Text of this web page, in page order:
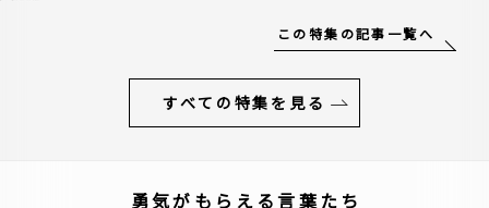
この特集の記事一覧へ
すべての特集を見る
勇気がもらえる言葉たち